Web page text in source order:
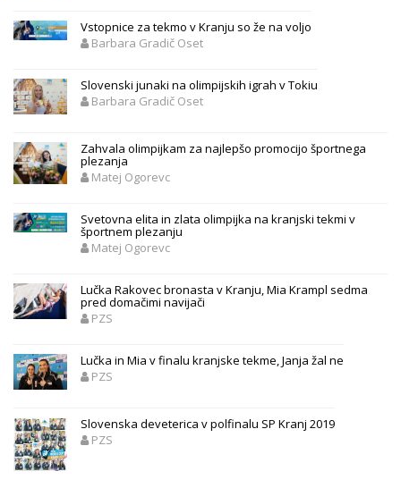
Vstopnice za tekmo v Kranju so že na voljo
Barbara Gradič Oset
Slovenski junaki na olimpijskih igrah v Tokiu
Barbara Gradič Oset
Zahvala olimpijkam za najlepšo promocijo športnega
plezanja
Matej Ogorevc
Svetovna elita in zlata olimpijka na kranjski tekmi v
športnem plezanju
Matej Ogorevc
Lučka Rakovec bronasta v Kranju, Mia Krampl sedma
pred domačimi navijači
PZS
Lučka in Mia v finalu kranjske tekme, Janja žal ne
PZS
Slovenska deveterica v polfinalu SP Kranj 2019
PZS